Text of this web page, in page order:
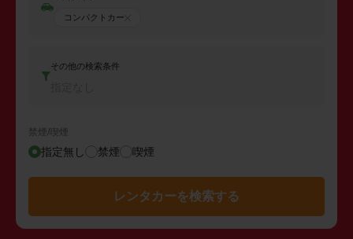
コンパクトカー
その他の検索条件
禁煙/喫煙
指定無し 禁煙 喫煙
レンタカーを検索する